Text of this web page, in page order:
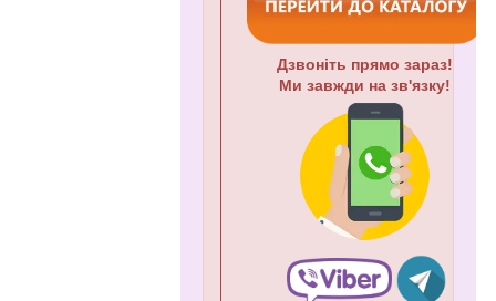
Дзвоніть прямо зараз!
Ми завжди на зв'язку!